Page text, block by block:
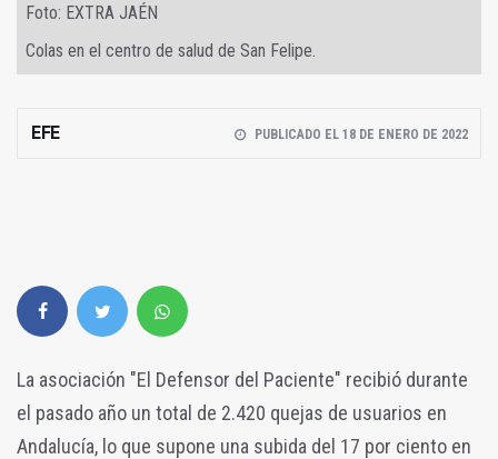
Foto: EXTRA JAÉN
Colas en el centro de salud de San Felipe.
EFE PUBLICADO EL 18 DE ENERO DE 2022
La asociación "El Defensor del Paciente" recibió durante
el pasado año un total de 2.420 quejas de usuarios en
Andalucía, lo que supone una subida del 17 por ciento en